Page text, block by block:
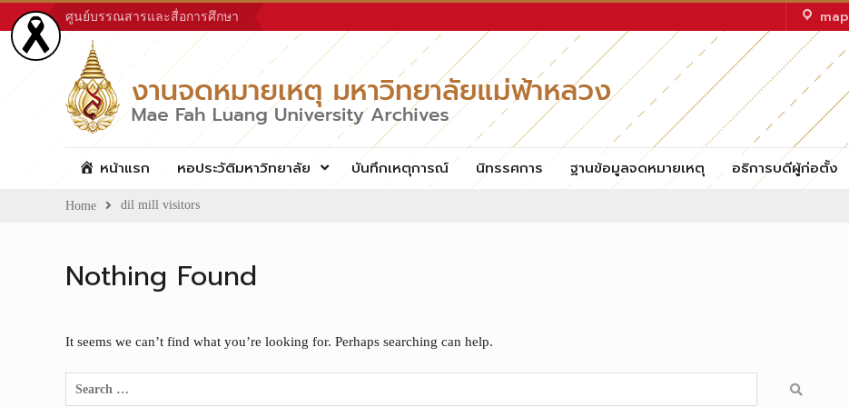
to
content
ศูนย์บรรณสารและสื่อการศึกษา map
หน้าแรก หอประวัติมหาวิทยาลัย บันทึกเหตุการณ์ นิทรรศการ ฐานข้อมูลจดหมายเหตุ อธิการบดีผู้ก่อตั้ง
Home dil mill visitors
Nothing Found
It seems we can’t find what you’re looking for. Perhaps searching can help.
Search
for: